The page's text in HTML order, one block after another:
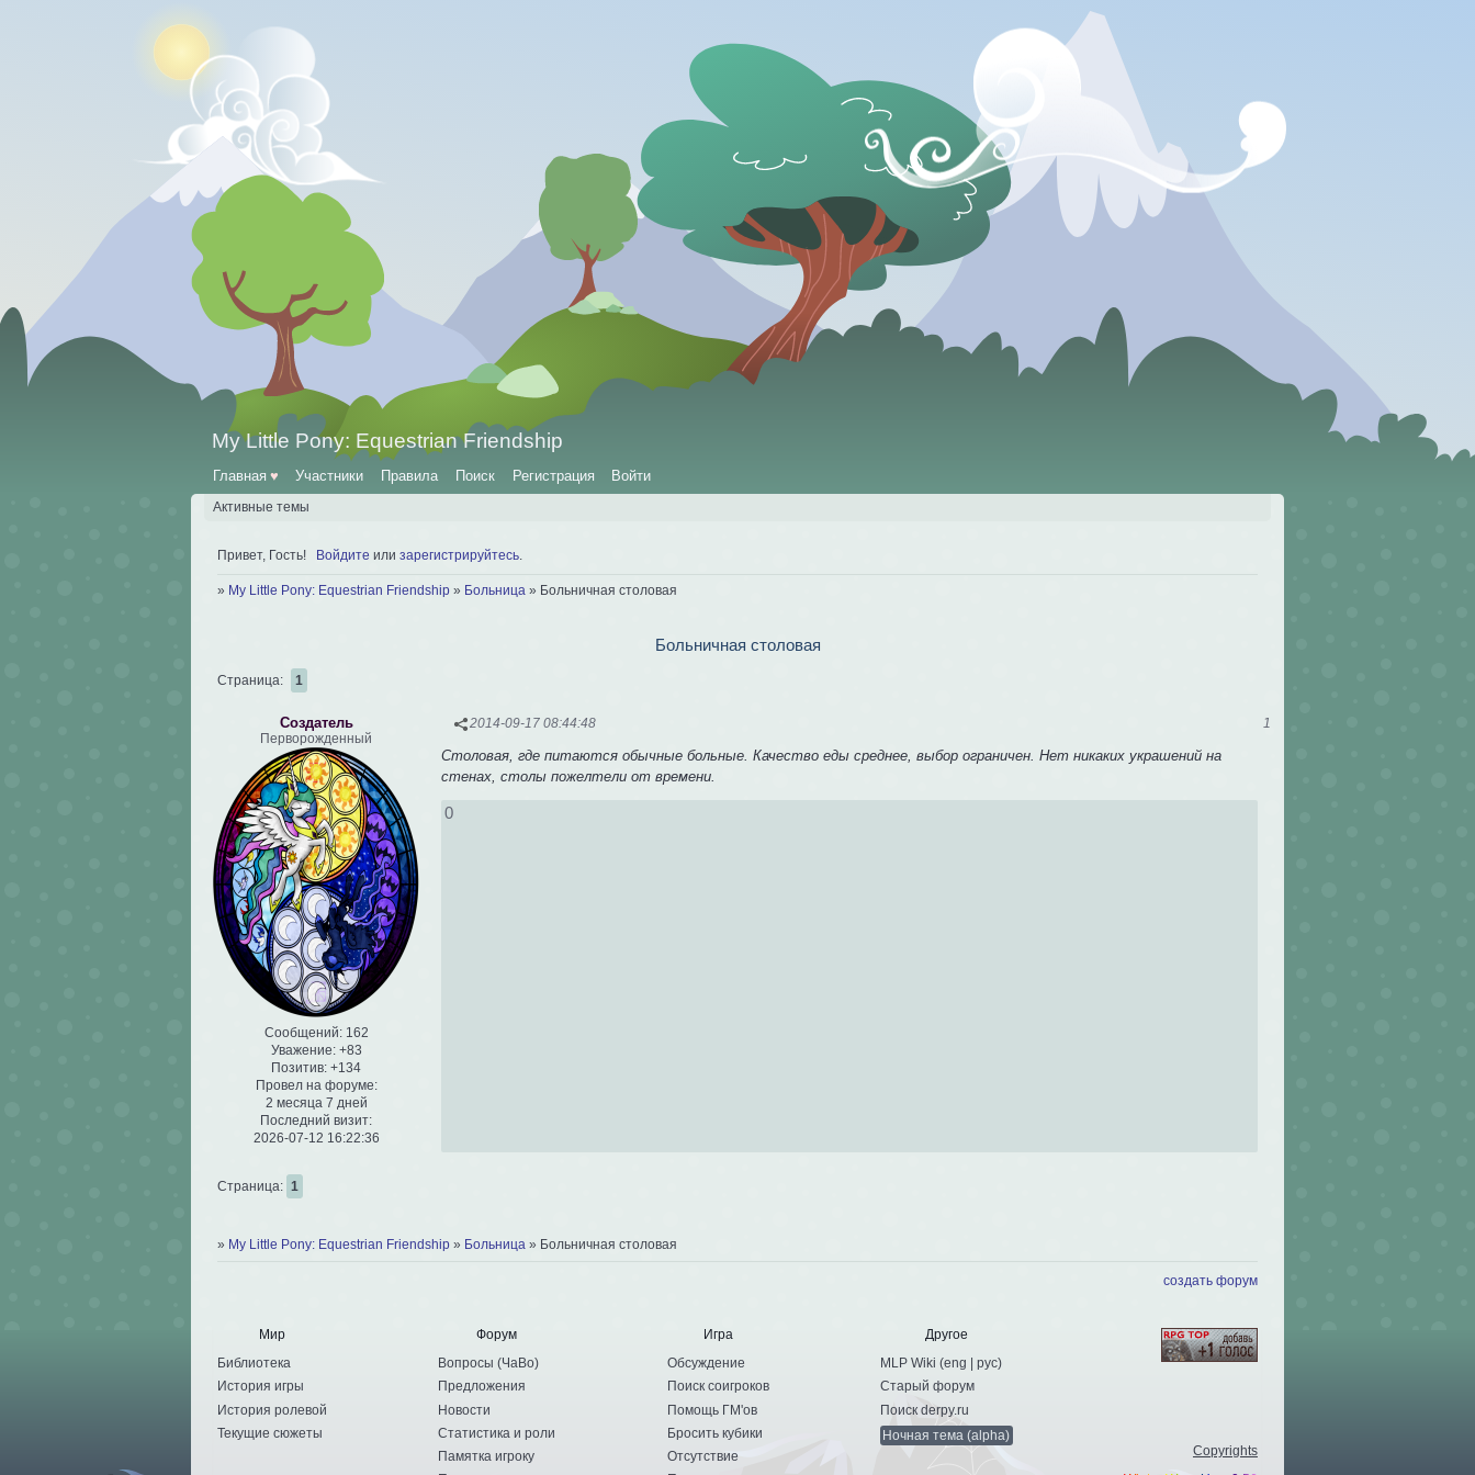
My Little Pony: Equestrian Friendship
Главная ♥ Участники Правила Поиск Регистрация Войти
Активные темы
Привет, Гость! Войдите или зарегистрируйтесь
» My Little Pony: Equestrian Friendship » Больница » Больничная столовая
Больничная столовая
Страница: 1
1
2014-09-17 08:44:48
Создатель
Перворожденный
Сообщений:162
Уважение: +83
Позитив: +134
Провел на форуме:
2 месяца 7 дней
Последний визит:
2026-07-12 16:22:36
Столовая, где питаются обычные больные. Качество еды среднее, выбор ограничен. Нет никаких украшений на
стенах, столы пожелтели от времени.
0
Страница: 1
» My Little Pony: Equestrian Friendship » Больница » Больничная столовая
создать форум
Мир
Библиотека
История игры
История ролевой
Текущие сюжеты
Форум
Вопросы (ЧаВо)
Предложения
Новости
Статистика и роли
Памятка игроку
Игра
Обсуждение
Поиск соигроков
Помощь ГМ'ов
Бросить кубики
Отсутствие
Другое
MLP Wiki (eng рус)
Старый форум
Поиск derpy.ru
Ночная тема (alpha)
Copyrights